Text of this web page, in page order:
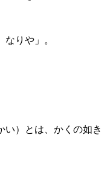
りや」。
い）とは、かくの如き